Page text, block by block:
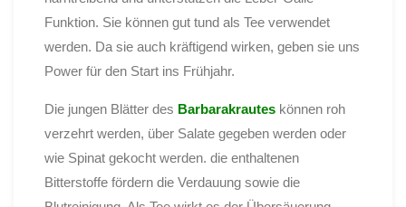
Funktion. Sie können gut tund als Tee verwendet
werden. Da sie auch kräftigend wirken, geben sie uns
Power für den Start ins Frühjahr.
Die jungen Blätter des Barbarakrautes können roh
verzehrt werden, über Salate gegeben werden oder
wie Spinat gekocht werden. die enthaltenen
Bitterstoffe fördern die Verdauung sowie die